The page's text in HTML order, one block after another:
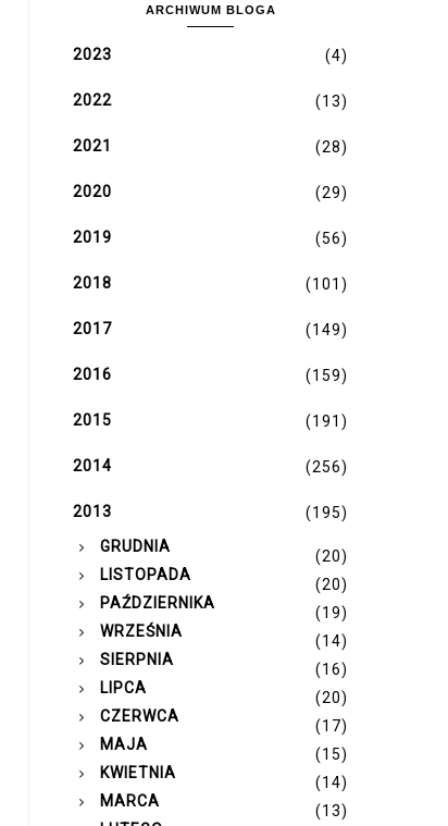
ARCHIWUM BLOGA
2023 (4)
2022 (13)
2021 (28)
2020 (29)
2019 (56)
2018 (101)
2017 (149)
2016 (159)
2015 (191)
2014 (256)
2013
(195)
►
GRUDNIA
(20)
►
LISTOPADA
(20)
►
PAŹDZIERNIKA
(19)
►
WRZEŚNIA
(14)
►
SIERPNIA
(16)
►
LIPCA
(20)
►
CZERWCA
(17)
►
MAJA
(15)
►
KWIETNIA
(14)
►
MARCA
(13)